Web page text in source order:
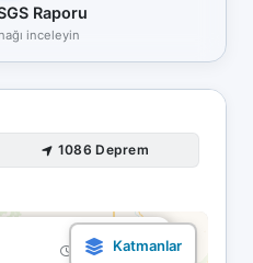
Raporu
inceleyin
1086 Deprem
19.04 03:10
×